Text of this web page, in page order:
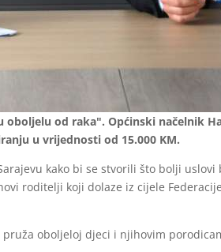
od raka". Općinski načelnik
u vrijednosti od 15.000 KM.
kako bi se stvorili što bolji
roditelji koji dolaze iz cijele
oboljeloj djeci i njihovim